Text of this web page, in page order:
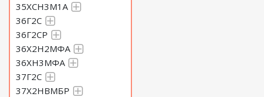
35ХСН3М1А
36Г2С
36Г2СР
36Х2Н2МФА
36ХН3МФА
37Г2С
37Х2НВМБР